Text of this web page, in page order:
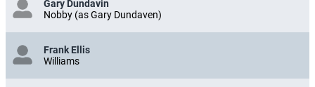
Gary Dundavin
Nobby (as Gary Dundaven)
Frank Ellis
Williams